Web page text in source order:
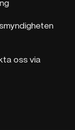
oss via